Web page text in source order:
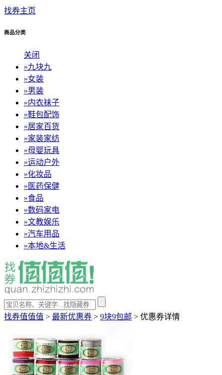
找券主页
商品分类
关闭
»九块九
»女装
»男装
»内衣袜子
»鞋包配饰
»居家百货
»家装家纺
»母婴玩具
»运动户外
»化妆品
» 医药保健
»食品
»数码家电
»文教娱乐
»汽车用品
»本地&生活
找券值值值 > 最新优惠券 > 9块9包邮 > 优惠券详情